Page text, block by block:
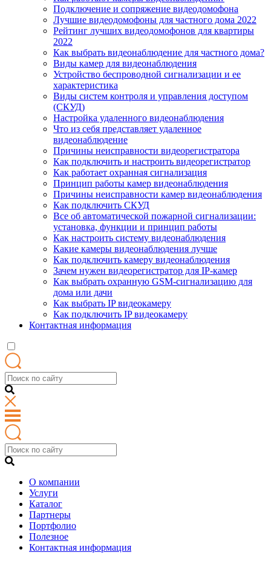
Подключение и сопряжение видеодомофона
Лучшие видеодомофоны для частного дома 2022
Рейтинг лучших видеодомофонов для квартиры
2022
Как выбрать видеонаблюдение для частного дома?
Виды камер для видеонаблюдения
Устройство беспроводной сигнализации и ее
характеристика
Виды систем контроля и управления доступом
(СКУД)
Настройка удаленного видеонаблюдения
Что из себя представляет удаленное
видеонаблюдение
Причины неисправности видеорегистратора
Как подключить и настроить видеорегистратор
Как работает охранная сигнализация
Принцип работы камер видеонаблюдения
Причины неисправности камер видеонаблюдения
Как подключить СКУД
Все об автоматической пожарной сигнализации:
установка, функции и принцип работы
Как настроить систему видеонаблюдения
Какие камеры видеонаблюдения лучше
Как подключить камеру видеонаблюдения
Зачем нужен видеорегистратор для IP-камер
Как выбрать охранную GSM-сигнализацию для
дома или дачи
Как выбрать IP видеокамеру
Как подключить IP видеокамеру
Контактная информация
О компании
Услуги
Каталог
Партнеры
Портфолио
Полезное
Контактная информация